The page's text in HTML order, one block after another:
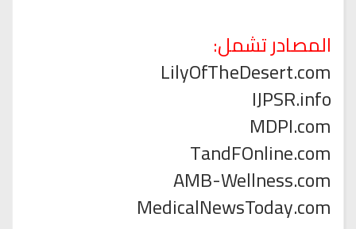
المصادر تشمل:
LilyOfTheDesert.com
IJPSR.info
MDPI.com
TandFOnline.com
AMB-Wellness.com
MedicalNewsToday.com